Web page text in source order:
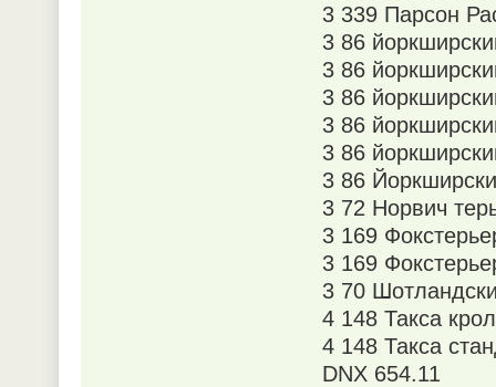
3 339 Парсон
3 86
3 86
3 86
3 86
3 86
3 86
3 72 Норвич
3 169
3 169
3 70
4 148 Такса
4 148 Такса
DNX 654.11